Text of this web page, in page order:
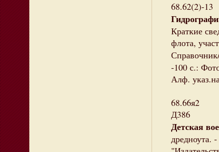
68.62(2)-13
Краткие
флота,
-100 с.:
Алф.
68.66я2
Д386
Детская